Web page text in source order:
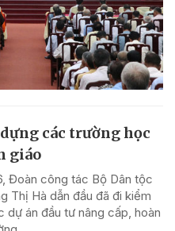
các trường học
giáo
Đoàn công tác Bộ Dân tộc
Thị Hà dẫn đầu đã đi kiểm
án đầu tư nâng cấp, hoàn